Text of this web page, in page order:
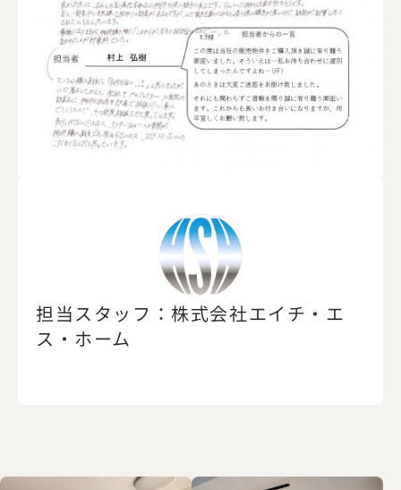
担当スタッフ：株式会社エイチ・エ
ス・ホーム